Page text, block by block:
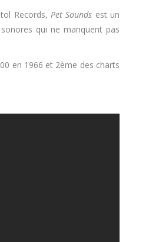
Records, Pet Sounds est un
qui ne manquent pas
en 1966 et 2ème des charts